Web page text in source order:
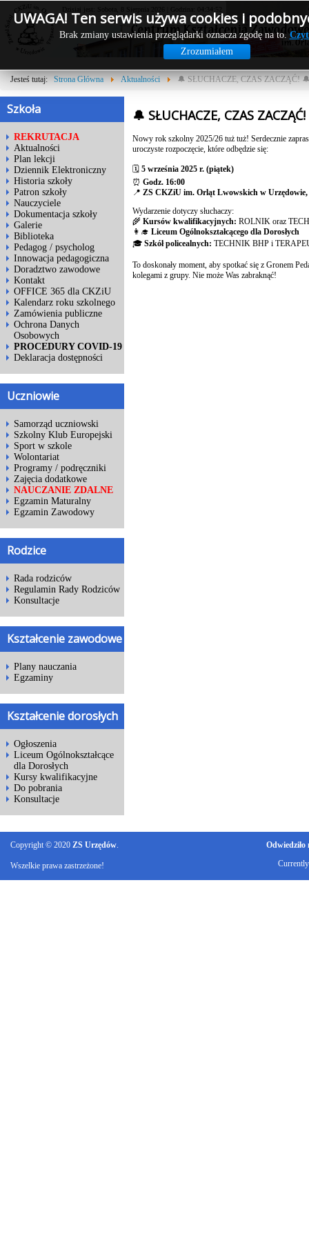
UWAGA! Ten serwis używa cookies i
Brak zmiany ustawienia przeglądarki oznacza zgodę na to.
Zrozumiałem
Dzisiaj jest: Sobota, 8 Sierpnia 2026 | Godzina: 04:34:52
Jesteś tutaj: Strona Główna Aktualności 🔔 SŁUCHACZE, CZAS ZACZĄĆ!
Szkoła
REKRUTACJA
Aktualności
Plan lekcji
Dziennik Elektroniczny
Historia szkoły
Patron szkoły
Nauczyciele
Dokumentacja szkoły
Galerie
Biblioteka
Pedagog / psycholog
Innowacja pedagogiczna
Doradztwo zawodowe
Kontakt
OFFICE 365 dla CKZiU
Kalendarz roku szkolnego
Zamówienia publiczne
Ochrona Danych
Osobowych
PROCEDURY COVID-19
Deklaracja dostępności
Uczniowie
Samorząd uczniowski
Szkolny Klub Europejski
Sport w szkole
Wolontariat
Programy / podręczniki
Zajęcia dodatkowe
NAUCZANIE ZDALNE
Egzamin Maturalny
Egzamin Zawodowy
Rodzice
Rada rodziców
Regulamin Rady Rodziców
Konsultacje
Kształcenie zawodowe
Plany nauczania
Egzaminy
Kształcenie dorosłych
Ogłoszenia
Liceum Ogólnokształcące
dla Dorosłych
Kursy kwalifikacyjne
Do pobrania
Konsultacje
🔔 SŁUCHACZE, CZAS
Nowy rok szkolny 2025/26 tuż tuż! Serdecznie
uroczyste rozpoczęcie, które odbędzie się:
🗓 5 września 2025 r. (piątek)
⏰ Godz. 16:00
📍 ZS CKZiU im. Orląt Lwowskich w Urzędowie,
Wydarzenie dotyczy słuchaczy:
🌾 Kursów kwalifikacyjnych: ROLNIK oraz
👩‍🎓 Liceum Ogólnokształcącego dla Dorosłych
🎓 Szkół policealnych: TECHNIK BHP i
To doskonały moment, aby spotkać się z Gronem
kolegami z grupy. Nie może Was zabraknąć!
Copyright © 2020 ZS Urzędów.
Wszelkie prawa zastrzeżone!
Odwiedziło